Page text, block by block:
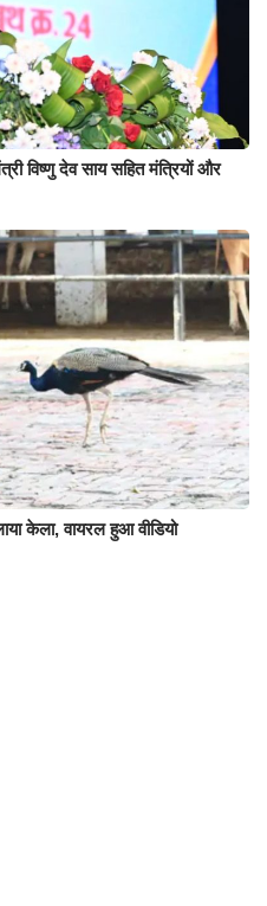
विष्णु देव साय सहित मंत्रियों और
केला, वायरल हुआ वीडियो